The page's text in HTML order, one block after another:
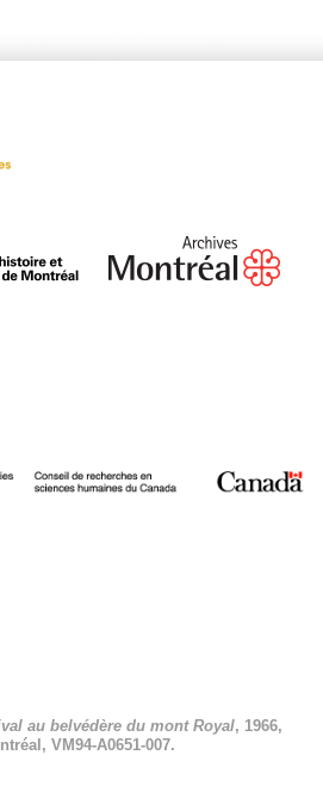
au belvédère du mont Royal, 1966,
VM94-A0651-007.